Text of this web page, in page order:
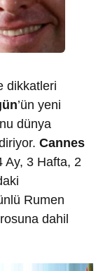
dikkatleri
’ün yeni
dünya
Cannes
Ay, 3 Hafta, 2
Rumen
dahil